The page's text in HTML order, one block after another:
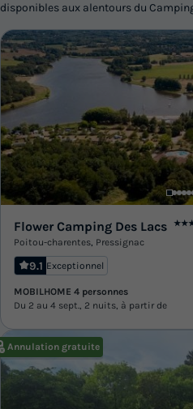
disponibles aux alentours du
Flower Camping Des Lacs
Poitou-charentes, Pressignac
9.1 Exceptionnel
MOBILHOME 4 personnes
Du 2 au 4 sept., 2 nuits, à partir de
Annulation gratuite